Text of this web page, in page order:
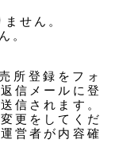
せん。
。
所登録をフォ
信メールに登
信されます。
更をしてくだ
営者が内容確